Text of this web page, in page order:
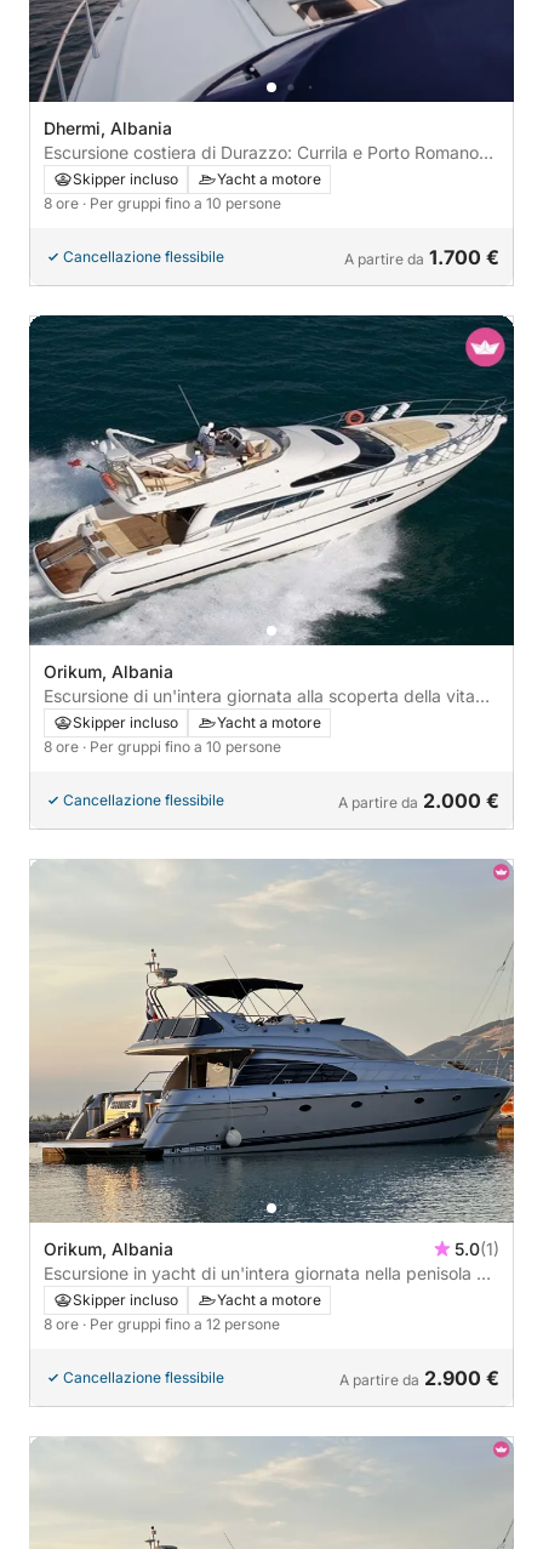
Dhermi, Albania
Escursione costiera di Durazzo: Currila e Porto Romano
(intera giornata)
Skipper incluso
Yacht a motore
8 ore · Per gruppi fino a 10 persone
Cancellazione flessibile A partire da 1.700 €
Orikum, Albania
Escursione di un'intera giornata alla scoperta della vita
marina: grotte e baie nascoste
Skipper incluso
Yacht a motore
8 ore · Per gruppi fino a 10 persone
Cancellazione flessibile A partire da 2.000 €
Orikum, Albania 5.0(1)
Escursione in yacht di un'intera giornata nella penisola di
Karaburun
Skipper incluso
Yacht a motore
8 ore · Per gruppi fino a 12 persone
Cancellazione flessibile A partire da 2.900 €